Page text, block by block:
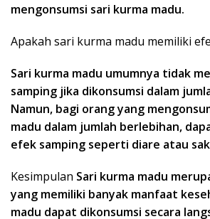
mengonsumsi sari kurma madu.
Apakah sari kurma madu memiliki
Sari kurma madu umumnya tidak
samping jika dikonsumsi dalam
Namun, bagi orang yang
madu dalam jumlah berlebihan,
efek samping seperti diare atau
Kesimpulan Sari kurma madu
yang memiliki banyak manfaat
madu dapat dikonsumsi secara